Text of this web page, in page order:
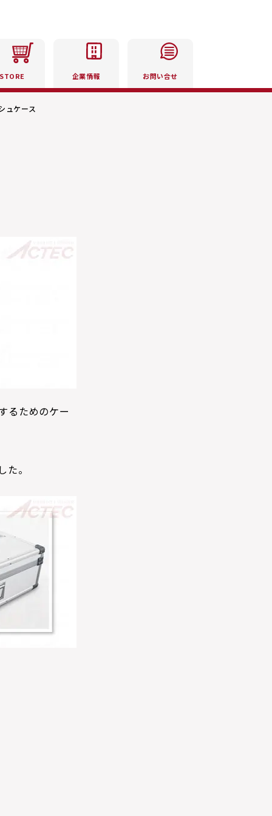
STORE 企業情報 お問い合せ
ュケース
るためのケー
。